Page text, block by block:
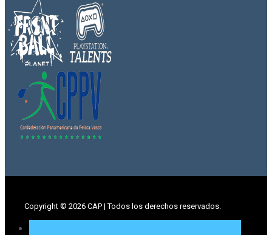
Copyright ©2026 CAP | Todos los derechos reservados.